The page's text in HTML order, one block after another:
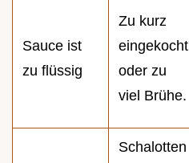
Sauce ist
zu flüssig
Zu kurz
eingekocht
oder zu
viel Brühe.
Schalotten